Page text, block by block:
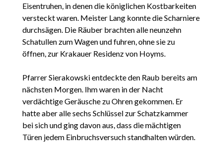
Eisentruhen, in denen die königlichen Kostbarkeiten
versteckt waren. Meister Lang konnte die Scharniere
durchsägen. Die Räuber brachten alle neunzehn
Schatullen zum Wagen und fuhren, ohne sie zu
öffnen, zur Krakauer Residenz von Hoyms.
Pfarrer Sierakowski entdeckte den Raub bereits am
nächsten Morgen. Ihm waren in der Nacht
verdächtige Geräusche zu Ohren gekommen. Er
hatte aber alle sechs Schlüssel zur Schatzkammer
bei sich und ging davon aus, dass die mächtigen
Türen jedem Einbruchsversuch standhalten würden.